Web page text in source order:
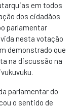
em todos
dos cidadãos
parlamentar
nesta votação
demonstrado que
na discussão na
parlamentar do
o sentido de